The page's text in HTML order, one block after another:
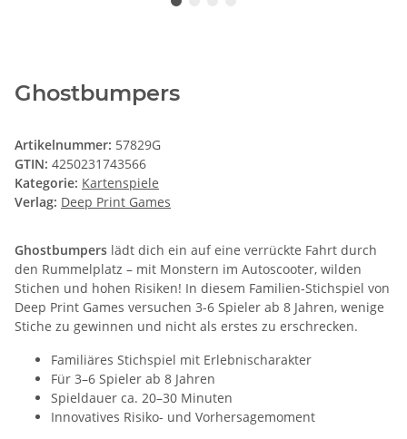
Ghostbumpers
Artikelnummer: 57829G
GTIN: 4250231743566
Kategorie: Kartenspiele
Verlag: Deep Print Games
Ghostbumpers lädt dich ein auf eine verrückte Fahrt durch
den Rummelplatz – mit Monstern im Autoscooter, wilden
Stichen und hohen Risiken! In diesem Familien-Stichspiel von
Deep Print Games versuchen 3-6 Spieler ab 8 Jahren, wenige
Stiche zu gewinnen und nicht als erstes zu erschrecken.
Familiäres Stichspiel mit Erlebnischarakter
Für 3–6 Spieler ab 8 Jahren
Spieldauer ca. 20–30 Minuten
Innovatives Risiko- und Vorhersagemoment